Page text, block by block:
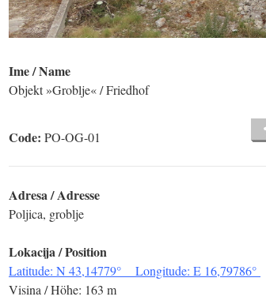
Ime / Name
Objekt »Groblje« / Friedhof
Code: PO-OG-01
Adresa / Adresse
Poljica, groblje
Lokacija / Position
Latitude: N 43,14779° Longitude: E 16,79786°
Visina / Höhe: 163 m